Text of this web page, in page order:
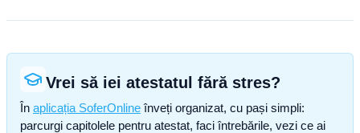
Vrei să iei atestatul fără stres?
În aplicația SoferOnline înveți organizat, cu pași simpli:
parcurgi capitolele pentru atestat, faci întrebările, vezi ce ai